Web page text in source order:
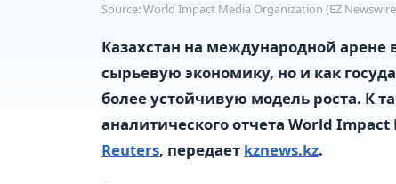
Source: World Impact Media Organization (EZ
Казахстан на международной арене
сырьевую экономику, но и как
более устойчивую модель роста. К
аналитического отчета World
Reuters, передает kznews.kz.